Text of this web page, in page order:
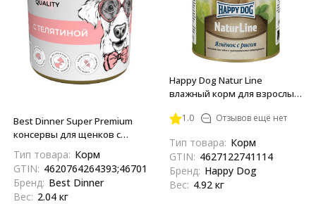
Best Dinner Super Premium
консервы для щенков с
Тип товара: Корм
GTIN: 4620764264393;4670112404834
Бренд: Best Dinner
Вес: 2.04 кг
Happy Dog Natur Line
влажный корм для взрослых
ягненком и рисом - 410 г х 12
1.0 Отзывов ещё нет
Тип товара: Корм
GTIN: 4627122741114
Бренд: Happy Dog
Вес: 4.92 кг